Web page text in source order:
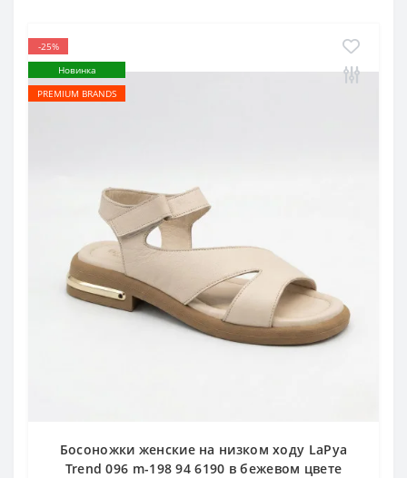
-25%
Новинка
PREMIUM BRANDS
Босоножки женские на низком ходу LaPya
Trend 096 m-198 94 6190 в бежевом цвете